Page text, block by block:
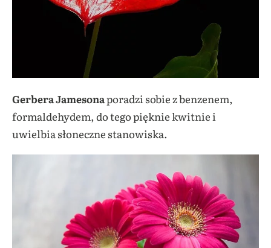
Gerbera Jamesonaporadzi sobie z benzenem,
formaldehydem, do tego pięknie kwitnie i
uwielbia słoneczne stanowiska.